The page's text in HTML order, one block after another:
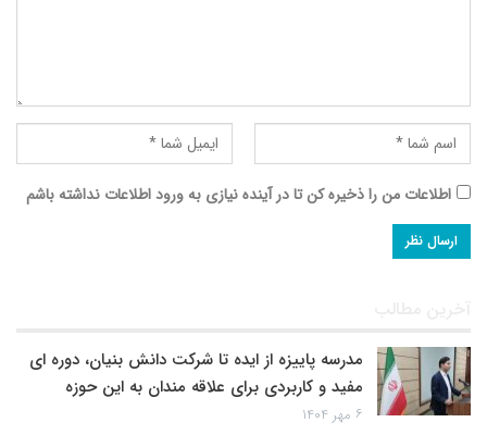
اطلاعات من را ذخیره کن تا در آینده نیازی به ورود اطلاعات نداشته باشم
آخرین مطالب
مدرسه پاییزه از ایده تا شرکت دانش بنیان، دوره ای
مفید و کاربردی برای علاقه مندان به این حوزه
۶ مهر ۱۴۰۴